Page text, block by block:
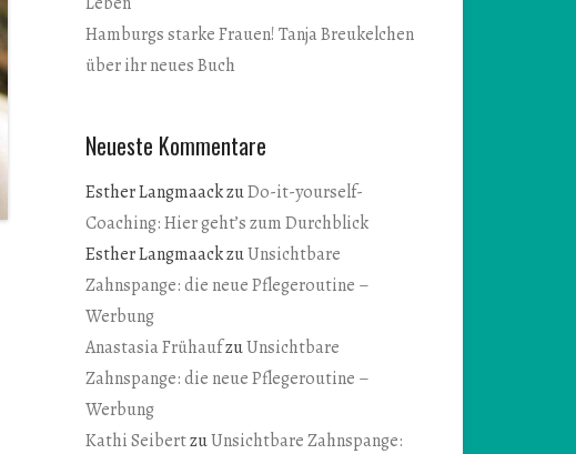
Hamburgs starke Frauen! Tanja Breukelchen
über ihr neues Buch
Neueste Kommentare
Esther LangmaackzuDo-it-yourself-
Coaching: Hier geht’s zum Durchblick
Esther LangmaackzuUnsichtbare
Zahnspange: die neue Pflegeroutine –
Werbung
Anastasia FrühaufzuUnsichtbare
Zahnspange: die neue Pflegeroutine –
Werbung
Kathi SeibertzuUnsichtbare Zahnspange: